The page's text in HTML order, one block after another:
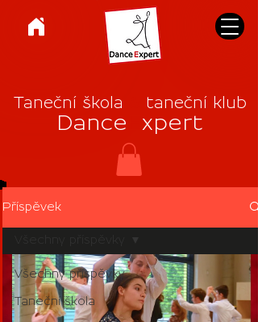
Taneční škola taneční klub
Dance xpert
Příspěvek
Všechny příspěvky
Taneční škola